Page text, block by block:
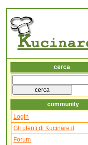
cerca
community
Login
Gli utenti di Kucinare.it
Forum